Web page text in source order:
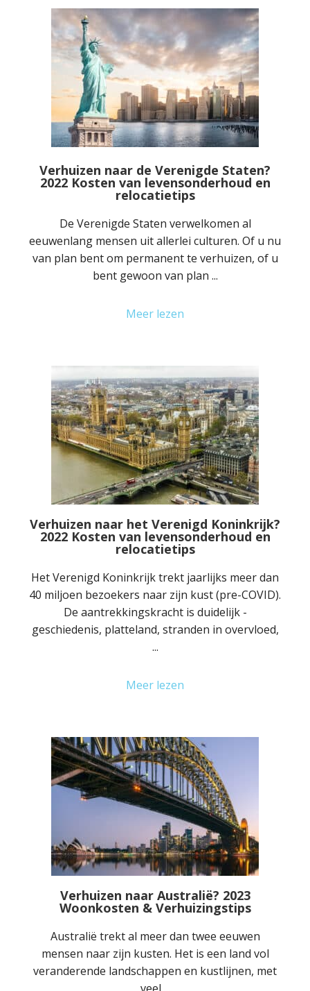
Verhuizen naar de Verenigde Staten?
2022 Kosten van levensonderhoud en
relocatietips
De Verenigde Staten verwelkomen al
eeuwenlang mensen uit allerlei culturen. Of u nu
van plan bent om permanent te verhuizen, of u
bent gewoon van plan ...
Meer lezen
Verhuizen naar het Verenigd Koninkrijk?
2022 Kosten van levensonderhoud en
relocatietips
Het Verenigd Koninkrijk trekt jaarlijks meer dan
40 miljoen bezoekers naar zijn kust (pre-COVID).
De aantrekkingskracht is duidelijk -
geschiedenis, platteland, stranden in overvloed,
...
Meer lezen
Verhuizen naar Australië? 2023
Woonkosten & Verhuizingstips
Australië trekt al meer dan twee eeuwen
mensen naar zijn kusten. Het is een land vol
veranderende landschappen en kustlijnen, met